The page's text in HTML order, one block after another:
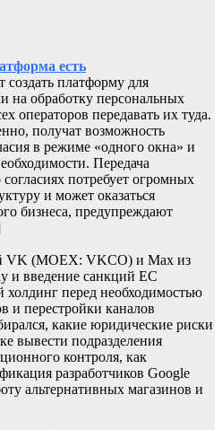
есть
платформу для
на обработку персональных
операторов передавать их туда.
получат возможность
в режиме «одного окна» и
Передача
потребует огромных
и может оказаться
бизнеса, предупреждают
VK (MOEX: VKCO) и Max из
и введение санкций ЕС
холдинг перед необходимостью
и перестройки каналов
какие юридические риски
вывести подразделения
контроля, как
разработчиков Google
альтернативных магазинов и